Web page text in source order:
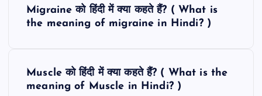
Migraine को हिंदी में क्या कहते हैं? ( What is
the meaning of migraine in Hindi? )
Muscle को हिंदी में क्या कहते हैं? ( What is the
meaning of Muscle in Hindi? )